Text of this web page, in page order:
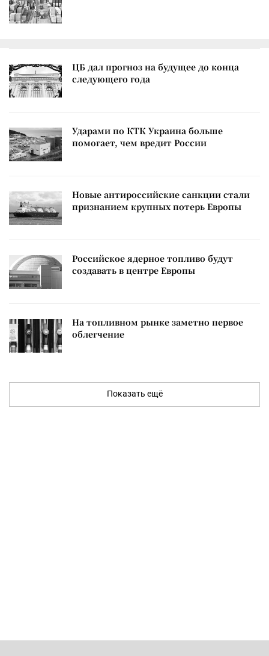
ЦБ дал прогноз на будущее до конца
следующего года
Ударами по КТК Украина больше
помогает, чем вредит России
Новые антироссийские санкции стали
признанием крупных потерь Европы
Российское ядерное топливо будут
создавать в центре Европы
На топливном рынке заметно первое
облегчение
Показать ещё